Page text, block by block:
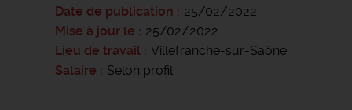
Date de publication
25/02/2022
Mise à jour le
25/02/2022
Lieu de travail
Villefranche-sur-Saône
Salaire
Selon profil